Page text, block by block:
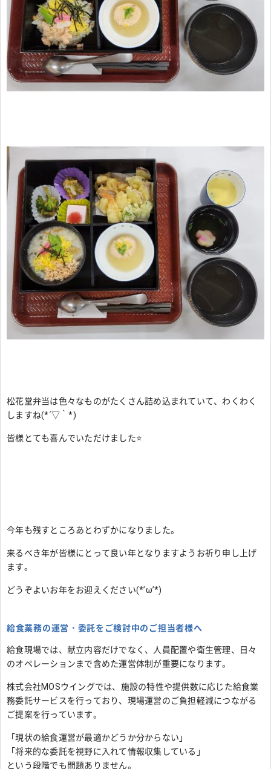
松花堂弁当は色々なものがたくさん詰め込まれていて、わくわく
しますね(*´▽｀*)
皆様とても喜んでいただけました⭐
今年も残すところあとわずかになりました。
来るべき年が皆様にとって良い年となりますようお祈り申し上げ
ます。
どうぞよいお年をお迎えください(*’ω’*)
給食業務の運営・委託をご検討中のご担当者様へ
給食現場では、献立内容だけでなく、人員配置や衛生管理、日々
のオペレーションまで含めた運営体制が重要になります。
株式会社MOSウイングでは、施設の特性や提供数に応じた給食業
務委託サービスを行っており、現場運営のご負担軽減につながる
ご提案を行っています。
「現状の給食運営が最適かどうか分からない」
「将来的な委託を視野に入れて情報収集している」
という段階でも問題ありません。